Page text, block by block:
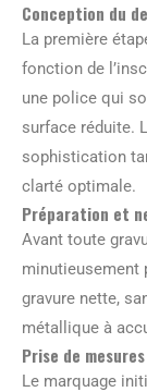
Conception du
La première
fonction de
une police qui
surface réduite.
sophistication
clarté optimale.
Préparation et
Avant toute
minutieusement
gravure nette,
métallique à
Prise de
Le marquage